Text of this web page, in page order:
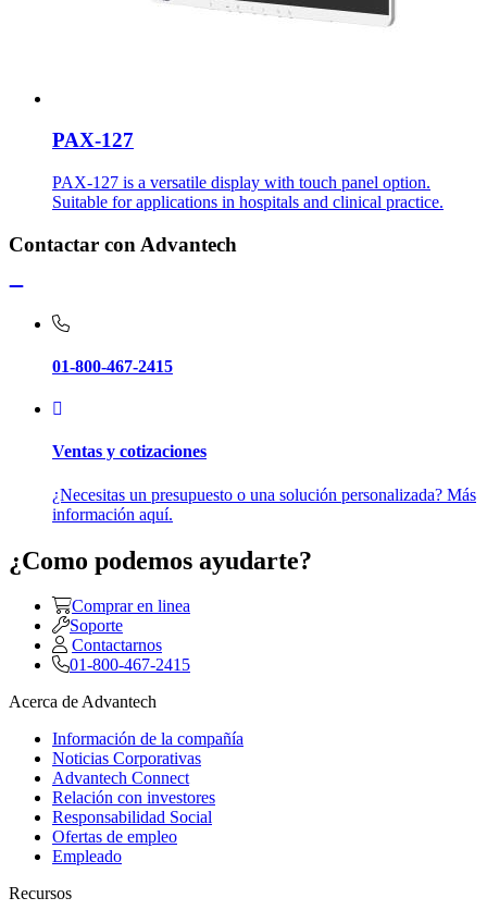
PAX-127
PAX-127 is a versatile display with touch panel option.
Suitable for applications in hospitals and clinical practice.
Contactar con Advantech
01-800-467-2415
Ventas y cotizaciones
¿Necesitas un presupuesto o una solución personalizada? Más
información aquí.
¿Como podemos ayudarte?
Comprar en linea
Soporte
Contactarnos
01-800-467-2415
Acerca de Advantech
Información de la compañía
Noticias Corporativas
Advantech Connect
Relación con investores
Responsabilidad Social
Ofertas de empleo
Empleado
Recursos